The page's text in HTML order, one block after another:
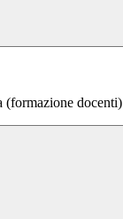
(formazione docenti)